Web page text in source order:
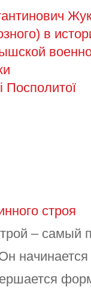
в
Посполитої
строя
– самый